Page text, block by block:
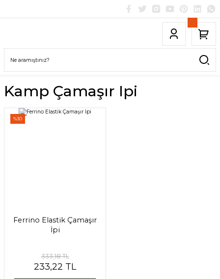
Kamp Çamaşır Ipi
%30
Ferrino Elastik Çamaşır
İpi
333,18 TL
233,22 TL